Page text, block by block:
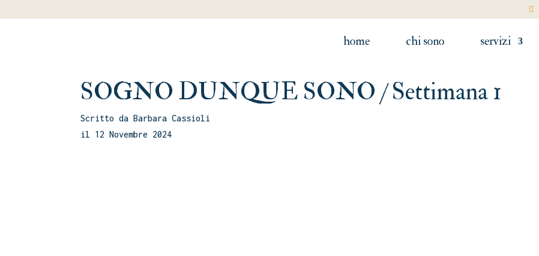
home chi sono servizi
SOGNO DUNQUE SONO / Settimana 1
Scritto da Barbara Cassioli
il 12 Novembre 2024